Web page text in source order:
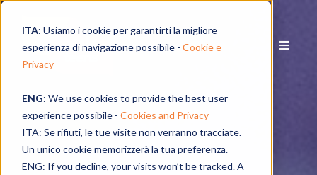
ITA: Usiamo i cookie per garantirti la migliore
esperienza di navigazione possibile - Cookie e
Privacy
ENG: We use cookies to provide the best user
experience possibile - Cookies and Privacy
ITA: Se rifiuti, le tue visite non verranno tracciate.
Un unico cookie memorizzerà la tua preferenza.
ENG: If you decline, your visits won’t be tracked. A